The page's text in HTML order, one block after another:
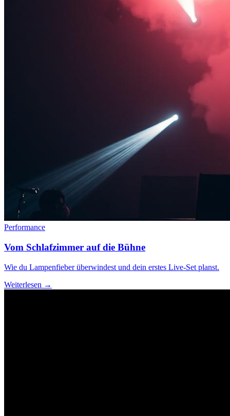
Performance
Vom Schlafzimmer auf die Bühne
Wie du Lampenfieber überwindest und dein erstes Live-Set planst.
Weiterlesen →